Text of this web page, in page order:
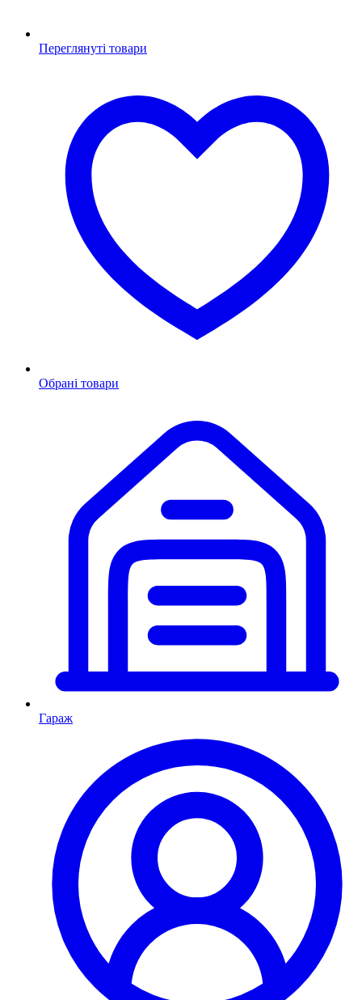
Переглянуті товари
Обрані товари
Гараж